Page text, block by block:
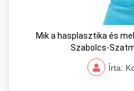
Mik a hasplasztika és
Szabolcs-
Írta: